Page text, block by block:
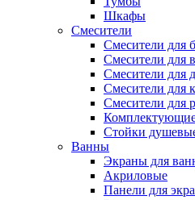
Шкафы
Смесители
Смесители для
Смесители для
Смесители для
Смесители для
Смесители для
Комплектующие
Стойки
Ванны
Экраны для
Акриловые
Панели для